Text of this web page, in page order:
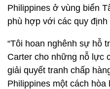
Philippines ở vùng biển
phù hợp với các quy định
“Tôi hoan nghênh sự hỗ
Carter cho những nỗ lực
giải quyết tranh chấp
Philippines một cách